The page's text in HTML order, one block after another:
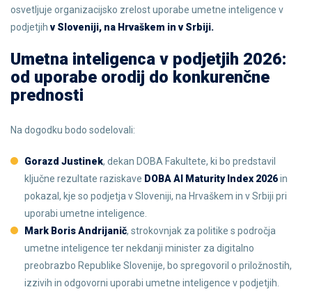
osvetljuje organizacijsko zrelost uporabe umetne inteligence v
podjetjihv Sloveniji, na Hrvaškem in v Srbiji.
Umetna inteligenca v podjetjih 2026:
od uporabe orodij do konkurenčne
prednosti
Na dogodku bodo sodelovali:
Gorazd Justinek, dekan DOBA Fakultete, ki bo predstavil
ključne rezultate raziskave DOBA AI Maturity Index 2026in
pokazal, kje so podjetja v Sloveniji, na Hrvaškem in v Srbiji pri
uporabi umetne inteligence.
Mark Boris Andrijanič, strokovnjak za politike s področja
umetne inteligence ter nekdanji minister za digitalno
preobrazbo Republike Slovenije, bo spregovoril o priložnostih,
izzivih in odgovorni uporabi umetne inteligence v podjetjih.